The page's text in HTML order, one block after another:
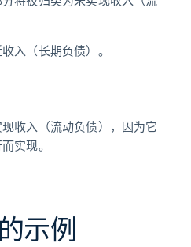
入（长期负债）。
收入（流动负债），因为它
实现。
示例